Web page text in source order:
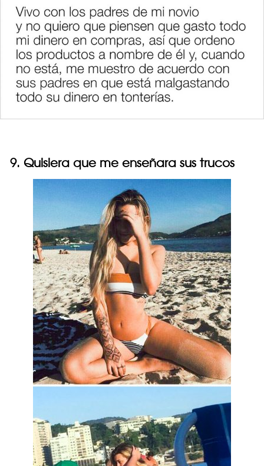
9. Quisiera que me enseñara sus trucos